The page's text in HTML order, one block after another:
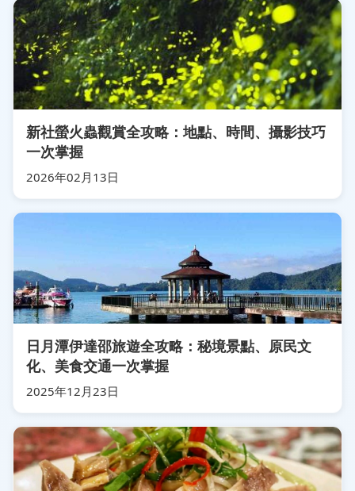
新社螢火蟲觀賞全攻略：地點、時間、攝影技巧
一次掌握
2026年02月13日
日月潭伊達邵旅遊全攻略：秘境景點、原民文
化、美食交通一次掌握
2025年12月23日